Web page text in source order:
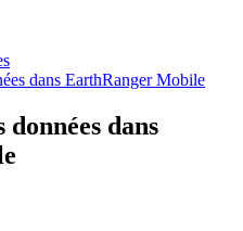
dans EarthRanger Mobile
dans